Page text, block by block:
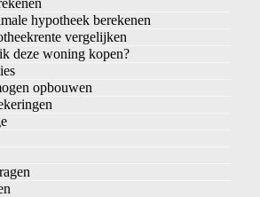
hypotheek berekenen
vergelijken
deze woning kopen?
opbouwen